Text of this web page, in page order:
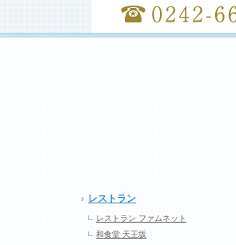
レストラン
レストラン ファムネット
和食堂 天王坂